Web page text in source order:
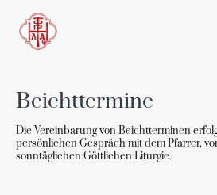
Beichttermine
Die Vereinbarung von Beichtterminen
persönlichen Gespräch mit dem Pfarrer,
sonntäglichen Göttlichen Liturgie.